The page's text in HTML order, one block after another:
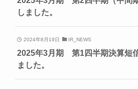
しました。
2024年8月19日 IR_NEWS
2025年3月期 第1四半期決算短
ました。